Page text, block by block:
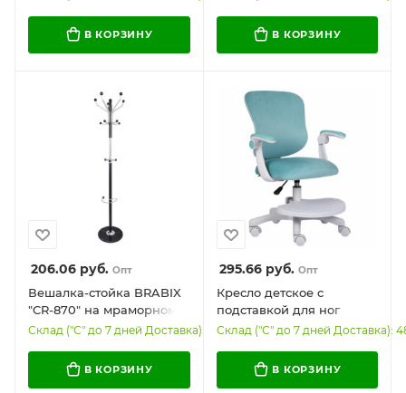
606438
В КОРЗИНУ
серебристый, 606437
В КОРЗИНУ
206.06 руб. Опт
Вешалка-стойка BRABIX
"CR-870" на мраморном
диске, металл, 5+3
коричневый, 606436
Склад ("С" до 7 дней Доставка): 907
В КОРЗИНУ
295.66руб. Опт
Кресло детское с
подставкой для ног
BRABIX "Sky MG-206",
Склад ("С" до 7 дней Доставка):
В КОРЗИНУ